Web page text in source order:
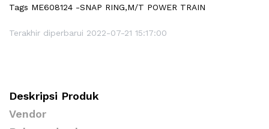
Tags ME608124 -SNAP RING,M/T POWER TRAIN
Terakhir diperbarui 2022-07-21 15:17:00
Deskripsi Produk
Vendor